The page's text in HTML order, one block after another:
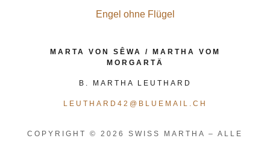
Engel ohne Flügel
MARTA VON SÊWA / MARTHA VOM
MORGARTÄ
B. MARTHA LEUTHARD
LEUTHARD42@BLUEMAIL.CH
COPYRIGHT © 2026 SWISS MARTHA – ALLE